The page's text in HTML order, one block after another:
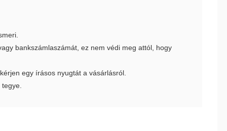
bankszámlaszámát, ez nem védi meg attól, hogy
egy írásos nyugtát a vásárlásról.